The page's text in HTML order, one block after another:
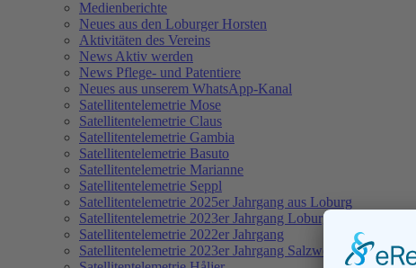
Medienberichte
Neues aus den Loburger Horsten
Aktivitäten des Vereins
News Aktiv werden
News Pflege- und Patentiere
Neues aus unserem WhatsApp-Kanal
Satellitentelemetrie Mose
Satellitentelemetrie Claus
Satellitentelemetrie Gambia
Satellitentelemetrie Basuto
Satellitentelemetrie Marianne
Satellitentelemetrie Seppl
Satellitentelemetrie 2025er Jahrgang aus Loburg
Satellitentelemetrie 2023er Jahrgang Loburg
Satellitentelemetrie 2022er Jahrgang
Satellitentelemetrie 2023er Jahrgang Salzwedel